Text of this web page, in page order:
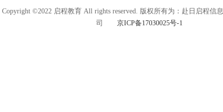
Copyright ©2022 启程教育 All rights reserved. 版权所有为：赴日启程信
司 京ICP备17030025号-1